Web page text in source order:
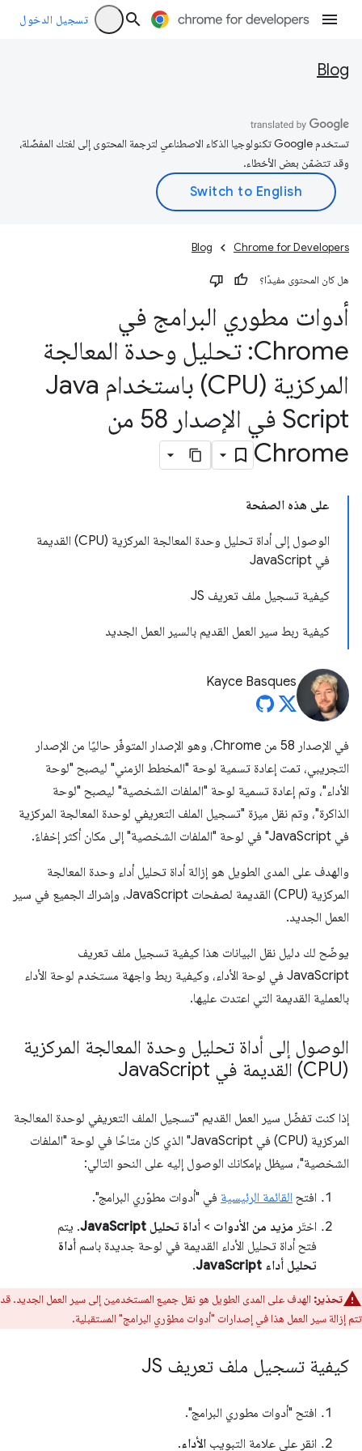
تسجيل الدخول
Blog
تستخدم Google تكنولوجيا الذكاء الاصطناعي لترجمة المحتوى إلى لغتك المفضّلة،
وقد تتضمّن بعض الأخطاء.
Chrome for Developers
Blog
هل كان المحتوى مفيدًا؟
أدوات مطوري البرامج في
Chrome: تحليل وحدة المعالجة
المركزية (CPU) باستخدام Java
Script في الإصدار 58 من
Chrome
على هذه الصفحة
الوصول إلى أداة تحليل وحدة المعالجة المركزية (CPU) القديمة
في JavaScript
كيفية تسجيل ملف تعريف JS
كيفية ربط سير العمل القديم بالسير العمل الجديد
Kayce Basques
في الإصدار 58 من Chrome، وهو الإصدار المتوفّر حاليًا من الإصدار
التجريبي، تمت إعادة تسمية لوحة "المخطط الزمني" ليصبح "لوحة
الأداء"، وتم إعادة تسمية لوحة "الملفات الشخصية" ليصبح "لوحة
الذاكرة"، وتم نقل ميزة "تسجيل الملف التعريفي لوحدة المعالجة المركزية
في JavaScript" في لوحة "الملفات الشخصية" إلى مكان أكثر إخفاءً.
والهدف على المدى الطويل هو إزالة أداة تحليل أداء وحدة المعالجة
المركزية (CPU) القديمة لصفحات JavaScript، وإشراك الجميع في سير
العمل الجديد.
يوضّح لك دليل نقل البيانات هذا كيفية تسجيل ملف تعريف
JavaScript في لوحة الأداء، وكيفية ربط واجهة مستخدم لوحة الأداء
بالعملية القديمة التي اعتدت عليها.
الوصول إلى أداة تحليل وحدة المعالجة المركزية
(CPU) القديمة في Java
Script
إذا كنت تفضّل سير العمل القديم "تسجيل الملف التعريفي لوحدة المعالجة
المركزية (CPU) في JavaScript" الذي كان متاحًا في لوحة "الملفات
الشخصية"، سيظل بإمكانك الوصول إليه على النحو التالي:
افتح القائمة الرئيسية في "أدوات مطوّري البرامج".
اختَر مزيد من الأدوات > أداة تحليل JavaScript
. يتم
فتح أداة تحليل الأداء القديمة في لوحة جديدة باسم أداة
تحليل أداء JavaScript
.
تحذير: الهدف على المدى الطويل هو نقل جميع المستخدمين إلى سير العمل الجديد. قد
تتم إزالة سير العمل هذا في إصدارات "أدوات مطوّري البرامج" المستقبلية.
كيفية تسجيل ملف تعريف JS
افتح "أدوات مطوري البرامج".
انقر على علامة التبويب الأداء.